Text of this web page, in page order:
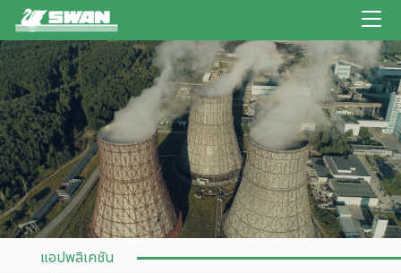
แอปพลิเคชัน